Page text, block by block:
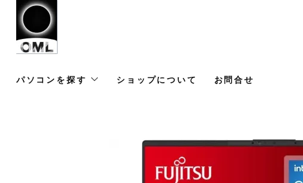
パソコンを探す ショップについて お問合せ